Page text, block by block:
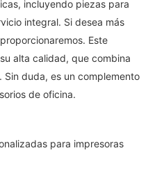
incluyendo piezas para
integral. Si desea más
Este
alta calidad, que combina
duda, es un complemento
de oficina.